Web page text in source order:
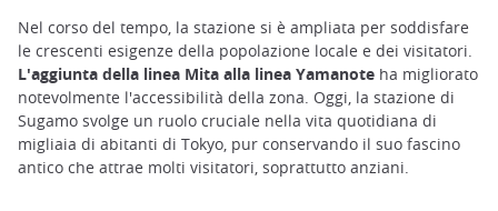
Nel corso del tempo, la stazione si è ampliata per soddisfare
le crescenti esigenze della popolazione locale e dei visitatori.
L'aggiunta della linea Mita alla linea Yamanote ha migliorato
notevolmente l'accessibilità della zona. Oggi, la stazione di
Sugamo svolge un ruolo cruciale nella vita quotidiana di
migliaia di abitanti di Tokyo, pur conservando il suo fascino
antico che attrae molti visitatori, soprattutto anziani.